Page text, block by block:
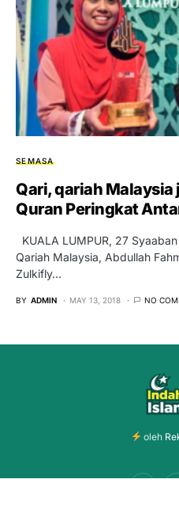
SEMASA
Qari, qariah
Quran Peringkat
KUALA LUMPUR, 27
Qariah Malaysia, Abdullah
Zulkifly…
BY ADMIN MAY 13, 2018 NO
oleh